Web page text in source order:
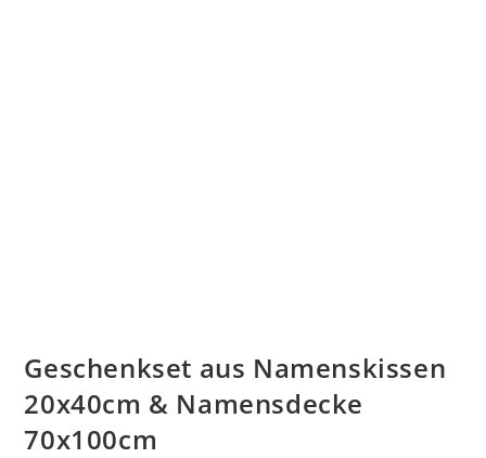
Geschenkset aus Namenskissen
20x40cm & Namensdecke
70x100cm